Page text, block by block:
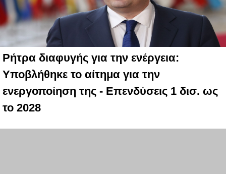
Ρήτρα διαφυγής για την ενέργεια:
Υποβλήθηκε το αίτημα για την
ενεργοποίηση της - Επενδύσεις 1 δισ. ως
το 2028